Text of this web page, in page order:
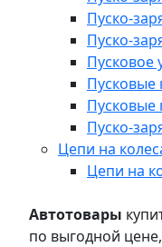
Пуско-
Пуско-
Пусковое
Пусковые
Пусковые
Пуско-
Цепи на
Цепи на
Автотовары
по выгодной